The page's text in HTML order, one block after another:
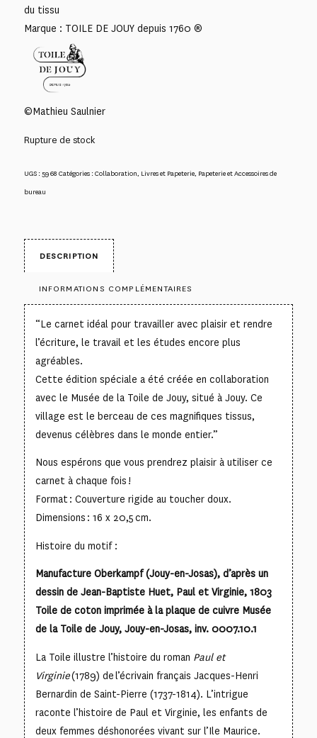
du tissu
Marque : TOILE DE JOUY depuis 1760 ®
©Mathieu Saulnier
Rupture de stock
UGS : 5968 Catégories :Collaboration Livres et Papeterie, Papeterie et Accessoires de
bureau
DESCRIPTION
INFORMATIONS COMPLÉMENTAIRES
“Le carnet idéal pour travailler avec plaisir et rendre
l’écriture, le travail et les études encore plus
agréables.
Cette édition spéciale a été créée en collaboration
avec le Musée de la Toile de Jouy, situé à Jouy. Ce
village est le berceau de ces magnifiques tissus,
devenus célèbres dans le monde entier.”
Nous espérons que vous prendrez plaisir à utiliser ce
carnet à chaque fois !
Format : Couverture rigide au toucher doux.
Dimensions : 16 x 20,5 cm.
Histoire du motif :
Manufacture Oberkampf (Jouy-en-Josas), d’après un
dessin de Jean-Baptiste Huet, Paul et Virginie, 1803
Toile de coton imprimée à la plaque de cuivre Musée
de la Toile de Jouy, Jouy-en-Josas, inv. 0007.10.1
La Toile illustre l’histoire du roman Paul et
Virginie(1789) de l’écrivain français Jacques-Henri
Bernardin de Saint-Pierre (1737-1814). L’intrigue
raconte l’histoire de Paul et Virginie, les enfants de
deux femmes déshonorées vivant sur l’Ile Maurice.